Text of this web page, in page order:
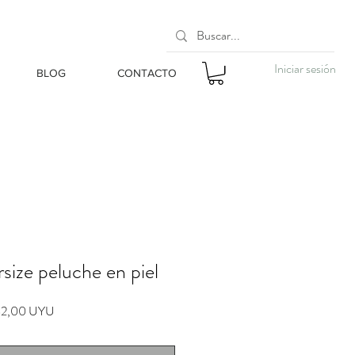
BLOG CONTACTO Iniciar sesión
peluche en piel
UYU
oferta